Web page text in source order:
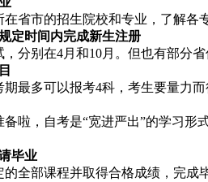
省市的招生院校和专业，了解各
定时间内完成新生注册
分别在4月和10月。但也有部分
最多可以报考4科，考生要量力
啦，自考是“宽进严出”的学习
毕业
全部课程并取得合格成绩，完成